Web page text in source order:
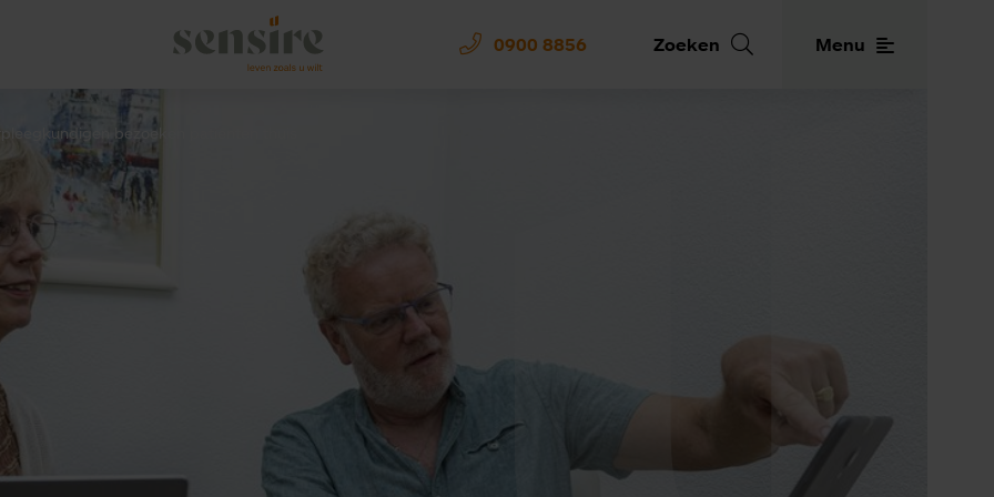
Sensire logo
0900 8856 Zoeken Menu
bezoeken patienten thuis